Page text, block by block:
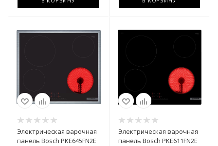
Электрическая варочная
панель Bosch PKE645FN2E
Электрическая варочная
панель Bosch PKE611FN2E